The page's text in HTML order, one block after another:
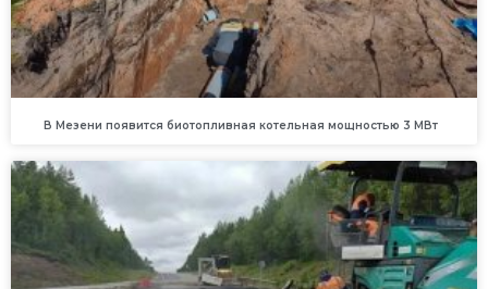
В Мезени появится биотопливная котельная мощностью 3 МВт